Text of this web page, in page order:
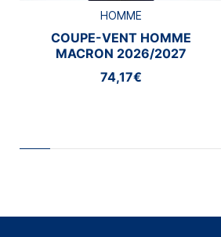
HOMME
COUPE-VENT HOMME
MACRON 2026/2027
74,17€